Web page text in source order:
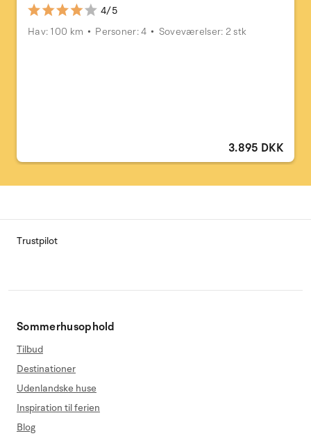
4/5
Hav: 100 km
Personer: 4 Soveværelser: 2 stk
3.895 DKK
Trustpilot
Sommerhusophold
Tilbud
Destinationer
Udenlandske huse
Inspiration til ferien
Blog